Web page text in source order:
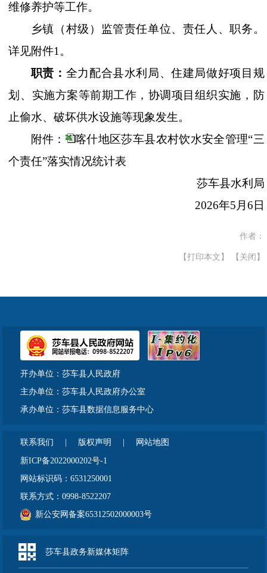
维修养护等工作。
乡镇（村级）监管责任单位、责任人、职务。
详见附件1 。
职责： 全力配合县水利局、住建局做好项目规
划、实施方案等前期工作，协调项目组织实施， 防
止偷水、破坏供水设施等现象发生。
附件：
喀什地区莎车县农村饮水安全管理“三
个责任”落实情况统计表
莎车县水利局
2026年5月6日
作者：
【打印本文】 【关闭】
开办单位：莎车县人民政府
主办单位：莎车县人民政府办公室
承办单位：莎车县数据信息服务中心
联系我们 版权声明 网站地图
新ICP备2022000202号-1
网站标识码：6531250001
联系方式：0998-8522207
新公安网备案65312502000003号
莎车县政务新媒体矩阵